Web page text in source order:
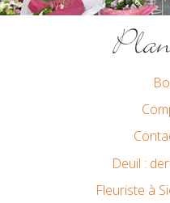
Deuil :
Fleuriste à